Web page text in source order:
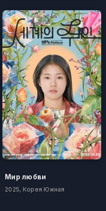
Мир любви
2025, Корея Южная